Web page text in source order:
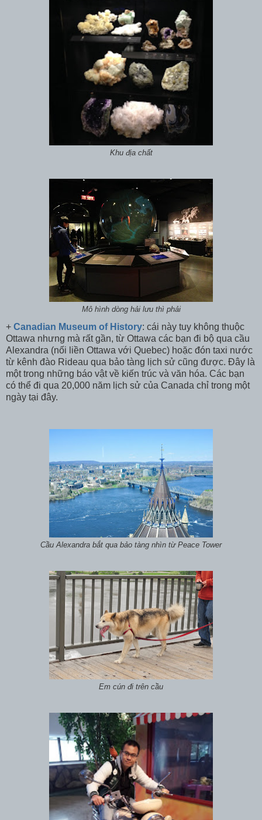
Khu địa chất
Mô hình dòng hải lưu thì phải
+ Canadian Museum of History: cái này tuy không thuộc
Ottawa nhưng mà rất gần, từ Ottawa các bạn đi bộ qua cầu
Alexandra (nối liền Ottawa với Quebec) hoặc đón taxi nước
từ kênh đào Rideau qua bảo tàng lịch sử cũng được. Đây là
một trong những báo vật về kiến trúc và văn hóa. Các bạn
có thể đi qua 20,000 năm lịch sử của Canada chỉ trong một
ngày tại đây.
Cầu Alexandra bắt qua bảo tàng nhìn từ Peace Tower
Em cún đi trên cầu